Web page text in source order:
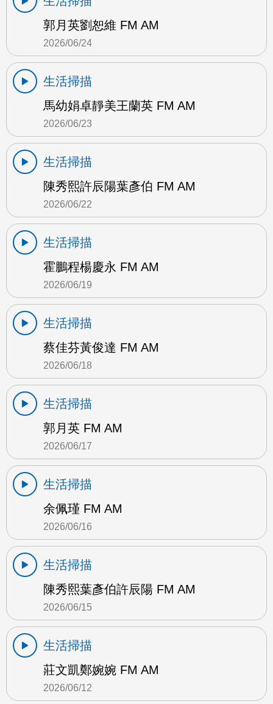
郭月英劉恕維 FM AM
2026/06/24
生活掃描
馬幼娟卓靜美王蘭英 FM AM
2026/06/23
生活掃描
陳秀熙許辰陽葉彥伯 FM AM
2026/06/22
生活掃描
霍鵬程楊慶永 FM AM
2026/06/19
生活掃描
蔡佳芬黃俊達 FM AM
2026/06/18
生活掃描
郭月英 FM AM
2026/06/17
生活掃描
余佩瑾 FM AM
2026/06/16
生活掃描
陳秀熙葉彥伯許辰陽 FM AM
2026/06/15
生活掃描
莊文凱鄭婉婉 FM AM
2026/06/12